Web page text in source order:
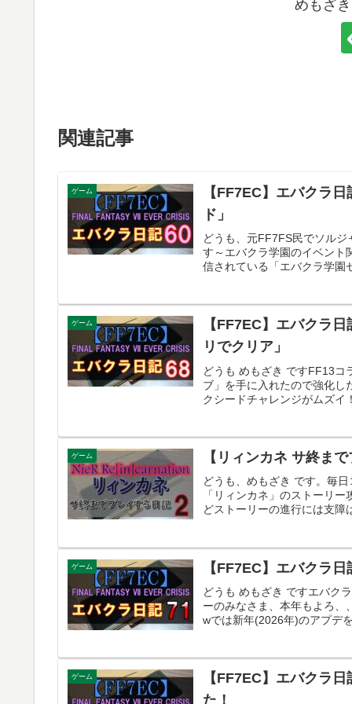
めもざ
関連記事
ゲーム
【FF7EC】エバクラ
ド」
どうも、元FF7FS民でソル
す～エバクラ学園のイベント
信されている「エバクラ学園
ゲーム
【FF7EC】エバクラ
リでクリア」
どうも めもざき ですFF13コ
ブ」を手に入れたので強化し
クシードチャレンジがムズ
ゲーム 【リィンカネ サ終ま
どうも、めもざき です。毎
「リィンカネ」のストーリ
どストーリーの進行には支障
ゲーム 【FF7EC】エバクラ
どうも めもざき ですエバク
ーのみなさま、本年もよろ、
wでは新年(2026年)のアプデ
ゲーム
【FF7EC】エバクラ
た！